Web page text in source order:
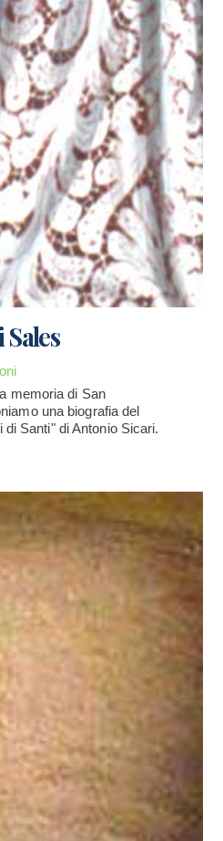
memoria di San
una biografia del
Santi" di Antonio Sicari.